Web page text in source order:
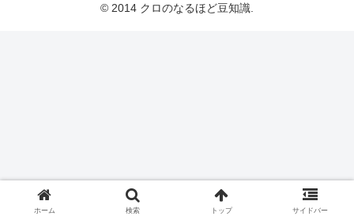
© 2014 クロのなるほど豆知識.
ホーム 検索 トップ サイドバー